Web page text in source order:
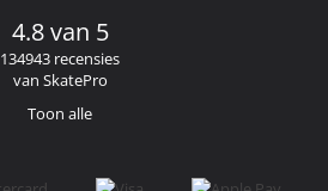
4.8 van 5
134943 recensies
van SkatePro
Toon alle